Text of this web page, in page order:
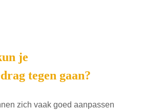
je
tegen gaan?
zich vaak goed aanpassen